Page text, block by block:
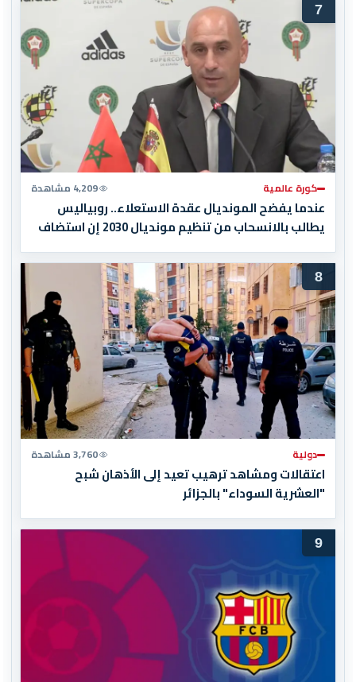
7
كورة عالمية 4,209 مشاهدة
عندما يفضح المونديال عقدة الاستعلاء.. روبياليس
يطالب بالانسحاب من تنظيم مونديال 2030 إن استضاف
المغرب المباراة النهائية!
8
دولية 3,760 مشاهدة
اعتقالات ومشاهد ترهيب تعيد إلى الأذهان شبح
"العشرية السوداء" بالجزائر
9